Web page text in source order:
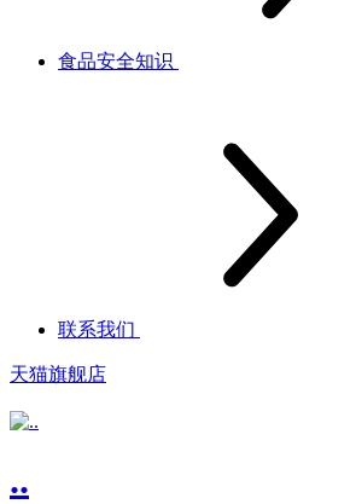
食品安全知识
联系我们
天猫旗舰店
..